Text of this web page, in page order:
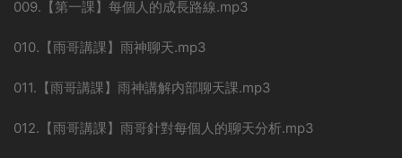
009.【第一課】每個人的成長路線.mp3
010.【雨哥講課】雨神聊天.mp3
011.【雨哥講課】雨神講解内部聊天課.mp3
012.【雨哥講課】雨哥針對每個人的聊天分析.mp3